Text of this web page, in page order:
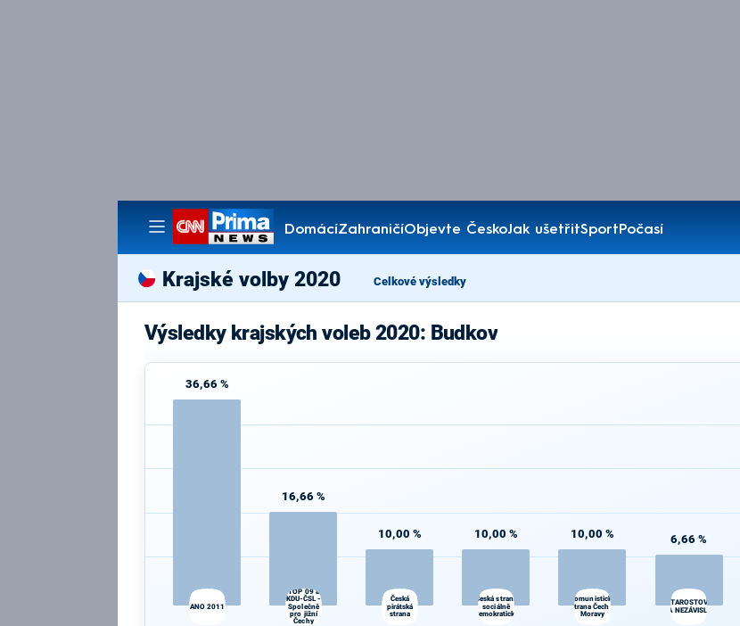
DomácíZahraničíObjevte ČeskoJak ušetřitSportPočasí
Pořady
Krajské volby 2020 Celkové výsledky
Výsledky krajských voleb 2020: Budkov
36,66 %
ANO 2011
16,66 %
TOP 09 a
KDU-ČSL -
Společně
pro jižní
Čechy
10,00 %
Česká
pirátská
strana
10,00 %
Česká strana
sociálně
demokratická
10,00 %
Komunistická
strana Čech a
Moravy
6,66 %
STAROSTOVÉ
A NEZÁVISLÍ